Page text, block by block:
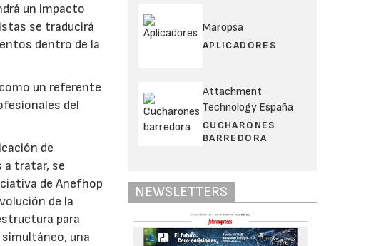
un impacto
se traducirá
dentro de la
un referente
del
de
a tratar, se
de Anefhop
de la
para
una
Maropsa
APLICADORES
Attachment
Technology España
CUCHARONES
BARREDORA
NEWSLETTERS